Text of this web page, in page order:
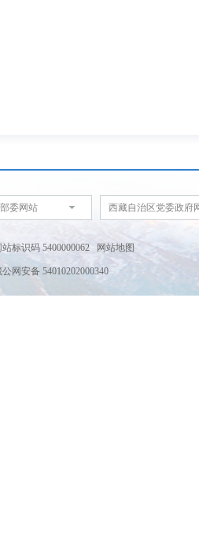
委网站 西藏自治区党委政府
标识码 5400000062 网站地图
公网安备 54010202000340